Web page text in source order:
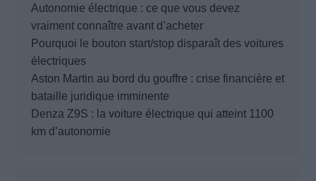
Autonomie électrique : ce que vous devez
vraiment connaître avant d’acheter
Pourquoi le bouton start/stop disparaît des voitures
électriques
Aston Martin au bord du gouffre : crise financière et
bataille juridique imminente
Denza Z9S : la voiture électrique qui atteint 1100
km d’autonomie